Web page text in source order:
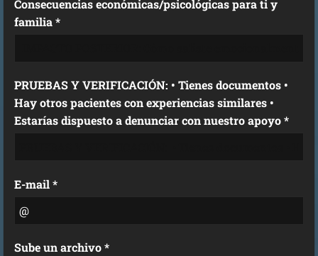
Consecuencias económicas/psicológicas para ti y
familia *
PRUEBAS Y VERIFICACIÓN: • Tienes documentos •
Hay otros pacientes con experiencias similares •
Estarías dispuesto a denunciar con nuestro apoyo *
E-mail *
Sube un archivo *